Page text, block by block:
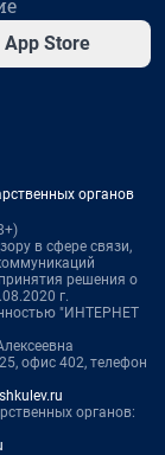
App Store
органов
в сфере связи,
решения о
г.
"ИНТЕРНЕТ
офис 402, телефон
органов: